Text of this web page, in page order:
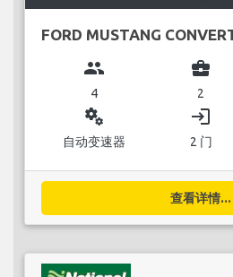
FORD MUSTANG
group
4
business_center
2
miscellaneous_services
自动变速器
login
2 门
查看详情...